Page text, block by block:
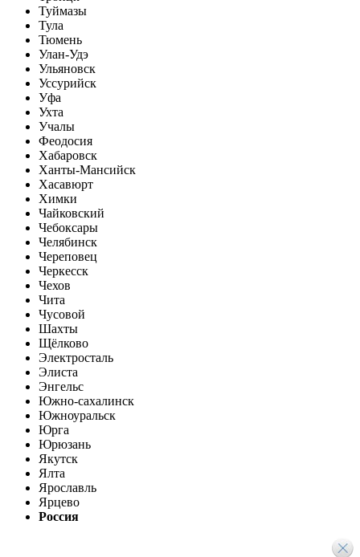
Туймазы
Тула
Тюмень
Улан-Удэ
Ульяновск
Уссурийск
Уфа
Ухта
Учалы
Феодосия
Хабаровск
Ханты-Мансийск
Хасавюрт
Химки
Чайковский
Чебоксары
Челябинск
Череповец
Черкесск
Чехов
Чита
Чусовой
Шахты
Щёлково
Электросталь
Элиста
Энгельс
Южно-сахалинск
Южноуральск
Юрга
Юрюзань
Якутск
Ялта
Ярославль
Ярцево
Россия